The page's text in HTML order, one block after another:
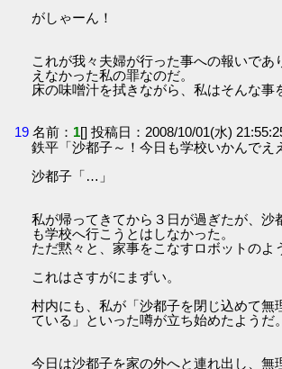
がしゃーん！
これが我々夫婦が行った事への報いであ
えなかった私の罪なのだ。
床の味噌汁を拭きながら、私はそんな事
19 名前： 1[] 投稿日：2008/10/01(水)
鉄平「沙都子～！今日も学校いかんでえ
沙都子「…」
私が帰ってきてから３日が過ぎたが、沙
も学校へ行こうとはしなかった。
ただ黙々と、家事をこなすロボットのよ
これはさすがにまずい。
村内にも、私が「沙都子を閉じ込めて無
ている」といった噂が立ち始めたようだ。
今日は沙都子を家の外へと連れ出し、無